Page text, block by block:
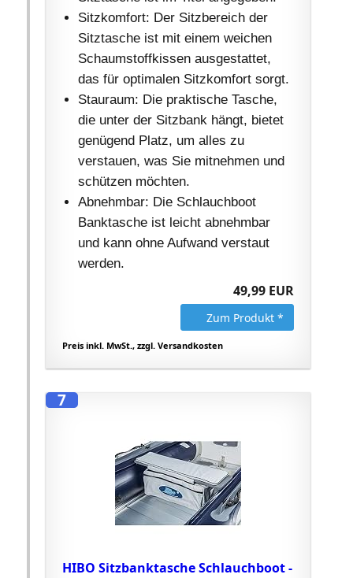
Sitzkomfort: Der Sitzbereich der
Sitztasche ist mit einem weichen
Schaumstoffkissen ausgestattet,
das für optimalen Sitzkomfort sorgt.
Stauraum: Die praktische Tasche,
die unter der Sitzbank hängt, bietet
genügend Platz, um alles zu
verstauen, was Sie mitnehmen und
schützen möchten.
Abnehmbar: Die Schlauchboot
Banktasche ist leicht abnehmbar
und kann ohne Aufwand verstaut
werden.
49,99 EUR
Zum Produkt *
Preis inkl. MwSt., zzgl. Versandkosten
7
HIBO Sitzbanktasche Schlauchboot -